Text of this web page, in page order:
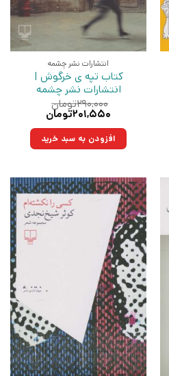
انتشارات نشر چشمه
کتاب تپه ی خرگوش |
انتشارات نشر چشمه
۲۹۰,۰۰۰تومان
قیمت
۲۹۰,۰۰۰تومان
بود.
۲۰۱,۵۵۰تومان
۲۰۱,۵۵۰تومان.افزودن به سبد خرید